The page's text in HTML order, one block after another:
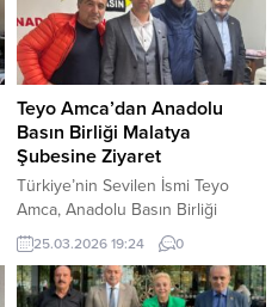
18 oranında artırıldı. Oda
Başkanı Barış Işık, artan
maliyetlere dikkat çekerek aslında
yüzde 40’a varan bir artışın
kaçınılmaz olduğunu,...
Teyo Amca’dan Anadolu
Basın Birliği Malatya
Şubesine Ziyaret
Türkiye’nin Sevilen İsmi Teyo
Amca, Anadolu Basın Birliği
Malatya Şubesini Ziyaret Etti
Erzurumlu halk komedisi sanatçısı
ve Türkiye’nin sevilen
25.03.2026 19:24 0